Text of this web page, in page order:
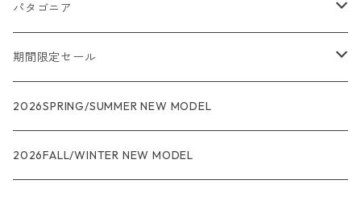
パタゴニア
メンズ
R1
R1エア
ウィメンズ
R1
ジャケット・アウター
期間限定セール
★★★
レインウェアー
2026SPRING/SUMMER NEW MODEL
2026FALL/WINTER NEW MODEL